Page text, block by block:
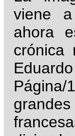
viene
ahora
crónica